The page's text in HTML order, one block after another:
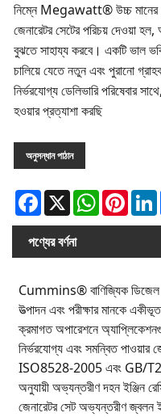
নিম্নে Megawatt® উচ্চ মানের
জেনারেটর সেটের পরিচয় দেওয়া
বুঝতে সাহায্য করবে। একটি ভাল
চালিয়ে যেতে নতুন এবং পুরানো
নির্ভরযোগ্য ডেলিভারি পরিষেবার
হওয়ার প্রত্যাশা করছি
অনুসন্ধান পাঠান
Facebook
X WhatsApp
পণ্যের বর্ণনা
Cummins® বাণিজ্যিক ডিজেল
উত্পাদন এবং পরীক্ষার মানকে
ক্রমাগত অপারেশনে
নির্ভরযোগ্য এবং সমন্বিত পাওয়ার
ISO8528-2005 এবং GB/
অনুযায়ী অভ্যন্তরীণ দহন ইঞ্জিন
জেনারেটর সেট অভ্যন্তরীণ জ্বলন